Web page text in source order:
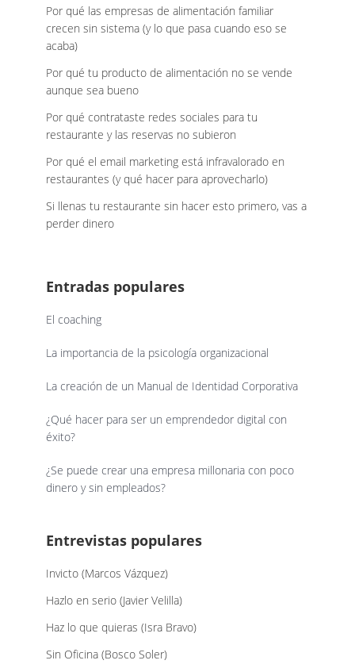
Por qué las empresas de alimentación familiar
crecen sin sistema (y lo que pasa cuando eso se
acaba)
Por qué tu producto de alimentación no se vende
aunque sea bueno
Por qué contrataste redes sociales para tu
restaurante y las reservas no subieron
Por qué el email marketing está infravalorado en
restaurantes (y qué hacer para aprovecharlo)
Si llenas tu restaurante sin hacer esto primero, vas a
perder dinero
Entradas populares
El coaching
La importancia de la psicología organizacional
La creación de un Manual de Identidad Corporativa
¿Qué hacer para ser un emprendedor digital con
éxito?
¿Se puede crear una empresa millonaria con poco
dinero y sin empleados?
Entrevistas populares
Invicto (Marcos Vázquez)
Hazlo en serio (Javier Velilla)
Haz lo que quieras (Isra Bravo)
Sin Oficina (Bosco Soler)